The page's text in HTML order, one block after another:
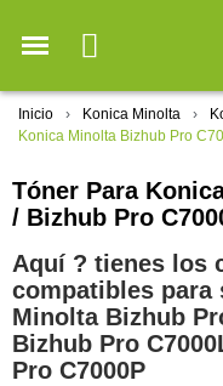
Inicio Konica Minolta
Konica Minolta Bizhub Pro
Tóner Para
/ Bizhub Pro
Aquí ? tienes los
compatibles para
Minolta Bizhub
Bizhub Pro
Pro C7000P